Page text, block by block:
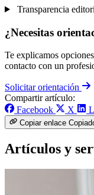
Transparencia
¿Necesitas
Te explicamos
contacto con un
Solicitar orientación
Compartir artículo:
Facebook
X
Copiar enlace
Artículos y